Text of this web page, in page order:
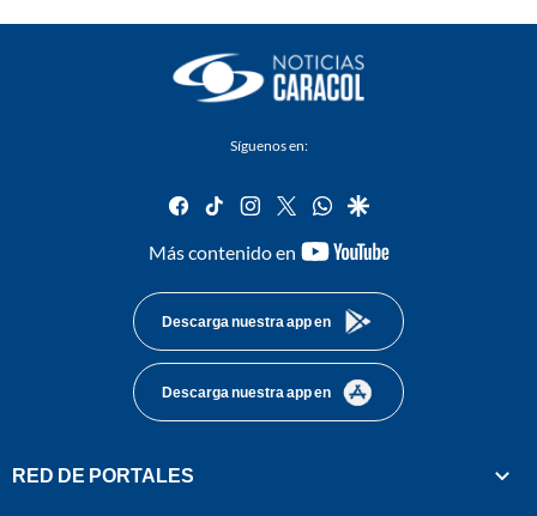
Síguenos en:
facebook
tiktok instagram
twitterwhatsapp
google
Más contenido en
youtube-
Descarga nuestra app en
Descarga nuestra app en
RED DE PORTALES